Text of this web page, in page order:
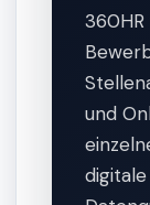
und